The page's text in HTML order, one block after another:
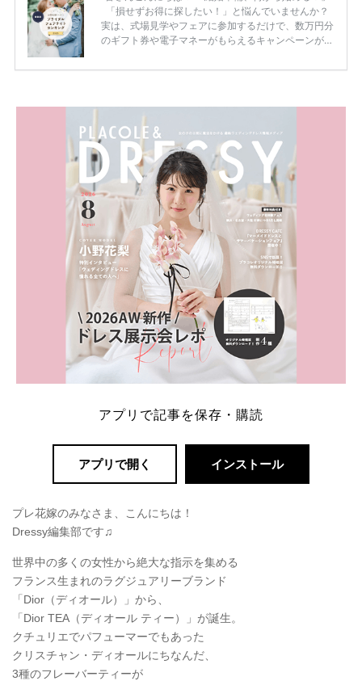
「損せずお得に探したい！」と悩んでいませんか？
実は、式場見学やフェアに参加するだけで、数万円分
のギフト券や電子マネーがもらえるキャンペーンがあ
ため、比較せずに選ぶと損をしてしまうことも……。
内容：特典金額・条件・応募方法・注意点 「どこが
一番お得？」「プラコレの特典は？」といった疑問も
解決します。 まずは診断で候補を絞れる「ウェディ
ング診断」か、体験型 […]
続きを読む
アプリで記事を保存・購読
アプリで開く インストール
プレ花嫁のみなさま、こんにちは！
Dressy編集部です♫
世界中の多くの女性から絶大な指示を集める
フランス生まれのラグジュアリーブランド
「Dior（ディオール）」から、
「Dior TEA（ディオール ティー）」が誕生。
クチュリエでパフューマーでもあった
クリスチャン・ディオールにちなんだ、
3種のフレーバーティーが